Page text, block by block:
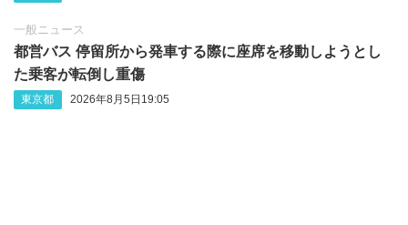
一般ニュース
都営バス 停留所から発車する際に座席を移動しようとし
た乗客が転倒し重傷
東京都 2026年8月5日19:05